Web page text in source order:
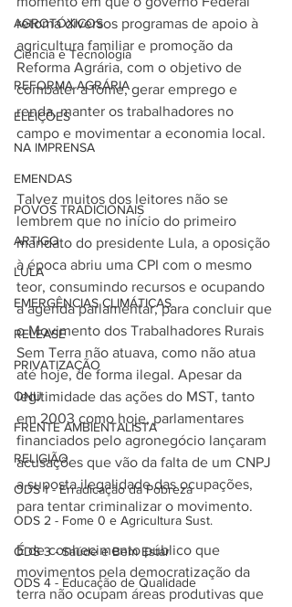
AGROTÓXICOS
Ciência e Tecnologia
REFORMA AGRÁRIA
ELEIÇÕES
NA IMPRENSA
EMENDAS
POVOS TRADICIONAIS
ARTIGO
LULA
EMERGÊNCIAS CLIMÁTICAS
RELEASE
PRIVATIZAÇÃO
ONU
FRENTE AMBIENTALISTA
RELIGIÃO
ODS 1 - Erradicação da Pobreza
ODS 2 - Fome 0 e Agricultura Sust.
ODS 3 - Saúde e Bem Estar
ODS 4 - Educação de Qualidade
retoma diversos programas de apoio à
agricultura familiar e promoção da
Reforma Agrária, com o objetivo de
combater a fome, gerar emprego e
renda, manter os trabalhadores no
campo e movimentar a economia local.
Talvez muitos dos leitores não se
lembrem que no início do primeiro
mandato do presidente Lula, a oposição
à época abriu uma CPI com o mesmo
teor, consumindo recursos e ocupando
a agenda parlamentar, para concluir que
o Movimento dos Trabalhadores Rurais
Sem Terra não atuava, como não atua
até hoje, de forma ilegal. Apesar da
legitimidade das ações do MST, tanto
em 2003 como hoje, parlamentares
financiados pelo agronegócio lançaram
acusações que vão da falta de um CNPJ
a suposta ilegalidade das ocupações,
para tentar criminalizar o movimento.
É de conhecimento público que
movimentos pela democratização da
terra não ocupam áreas produtivas que